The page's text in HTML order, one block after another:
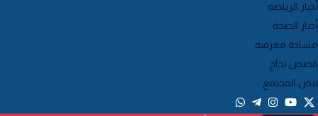
الرياضة
الصحة
معرفية
نجاح
المجتمع